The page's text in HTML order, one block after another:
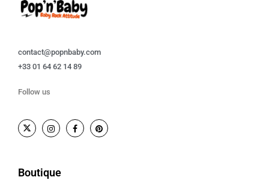
contact@popnbaby.com
+33 01 64 62 14 89
Follow us
Boutique